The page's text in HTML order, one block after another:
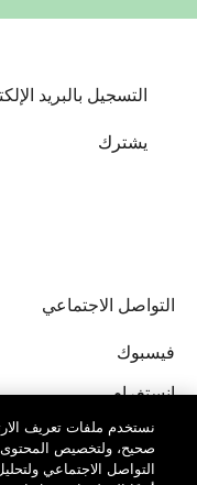
التسجيل بالبريد
يشترك
التواصل الاجتماعي
فيسبوك
إنستغرام
نستخدم ملفات تعريف
صحيح، ولتخصيص المحتوى
التواصل الاجتماعي